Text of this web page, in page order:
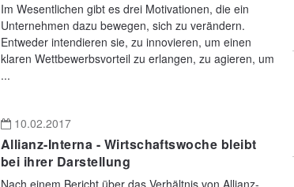
Im Wesentlichen gibt es drei Motivationen, die ein
Unternehmen dazu bewegen, sich zu verändern.
Entweder intendieren sie, zu innovieren, um einen
klaren Wettbewerbsvorteil zu erlangen, zu agieren, um
...
10.02.2017
Allianz-Interna - Wirtschaftswoche bleibt
bei ihrer Darstellung